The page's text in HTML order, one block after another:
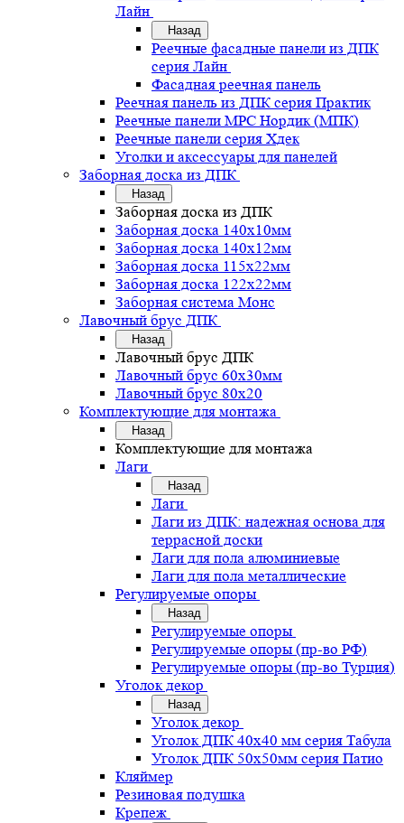
Лайн
Назад
Реечные фасадные панели из ДПК
серия Лайн
Фасадная реечная панель
Реечная панель из ДПК серия Практик
Реечные панели MPC Нордик (МПК)
Реечные панели серия Хдек
Уголки и аксессуары для панелей
Заборная доска из ДПК
Назад
Заборная доска из ДПК
Заборная доска 140х10мм
Заборная доска 140х12мм
Заборная доска 115х22мм
Заборная доска 122х22мм
Заборная система Монс
Лавочный брус ДПК
Назад
Лавочный брус ДПК
Лавочный брус 60х30мм
Лавочный брус 80х20
Комплектующие для монтажа
Назад
Комплектующие для монтажа
Лаги
Назад
Лаги
Лаги из ДПК: надежная основа для
террасной доски
Лаги для пола алюминиевые
Лаги для пола металлические
Регулируемые опоры
Назад
Регулируемые опоры
Регулируемые опоры (пр-во РФ)
Регулируемые опоры (пр-во Турция)
Уголок декор
Назад
Уголок декор
Уголок ДПК 40х40 мм серия Табула
Уголок ДПК 50х50мм серия Патио
Кляймер
Резиновая подушка
Крепеж